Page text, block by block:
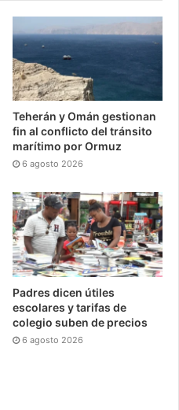
Teherán y Omán gestionan
fin al conflicto del tránsito
marítimo por Ormuz
6 agosto 2026
Padres dicen útiles
escolares y tarifas de
colegio suben de precios
6 agosto 2026